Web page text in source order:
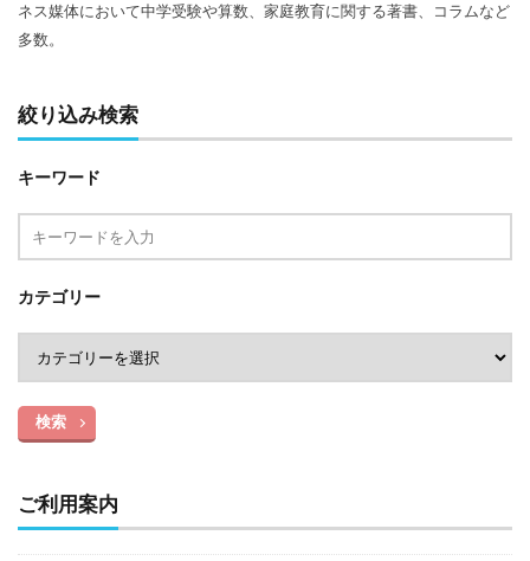
ネス媒体において中学受験や算数、家庭教育に関する著書、コラムなど
多数。
絞り込み検索
キーワード
カテゴリー
検索
ご利用案内